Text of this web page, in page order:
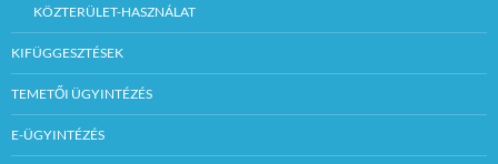
KÖZTERÜLET-HASZNÁLAT
KIFÜGGESZTÉSEK
TEMETŐI ÜGYINTÉZÉS
E-ÜGYINTÉZÉS